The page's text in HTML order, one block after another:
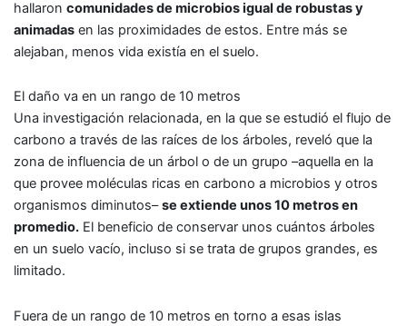
hallaron comunidades de microbios igual de robustas y
animadas en las proximidades de estos. Entre más se
alejaban, menos vida existía en el suelo.
El daño va en un rango de 10 metros
Una investigación relacionada, en la que se estudió el flujo de
carbono a través de las raíces de los árboles, reveló que la
zona de influencia de un árbol o de un grupo –aquella en la
que provee moléculas ricas en carbono a microbios y otros
organismos diminutos–se extiende unos 10 metros en
promedio. El beneficio de conservar unos cuántos árboles
en un suelo vacío, incluso si se trata de grupos grandes, es
limitado.
Fuera de un rango de 10 metros en torno a esas islas